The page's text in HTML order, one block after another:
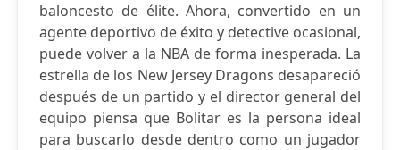
baloncesto de élite. Ahora, convertido en un
agente deportivo de éxito y detective ocasional,
puede volver a la NBA de forma inesperada. La
estrella de los New Jersey Dragons desapareció
después de un partido y el director general del
equipo piensa que Bolitar es la persona ideal
para buscarlo desde dentro como un jugador